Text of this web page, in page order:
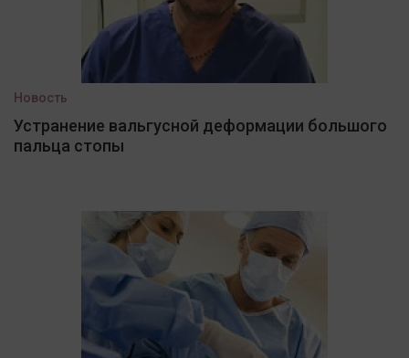
Новость
Устранение вальгусной деформации большого
пальца стопы